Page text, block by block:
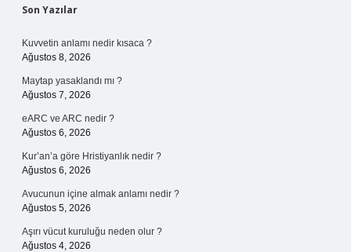
Sidebar
Son Yazılar
Kuvvetin anlamı nedir kısaca ?
Ağustos 8, 2026
Maytap yasaklandı mı ?
Ağustos 7, 2026
eARC ve ARC nedir ?
Ağustos 6, 2026
Kur’an’a göre Hristiyanlık nedir ?
Ağustos 6, 2026
Avucunun içine almak anlamı nedir ?
Ağustos 5, 2026
Aşırı vücut kuruluğu neden olur ?
Ağustos 4, 2026